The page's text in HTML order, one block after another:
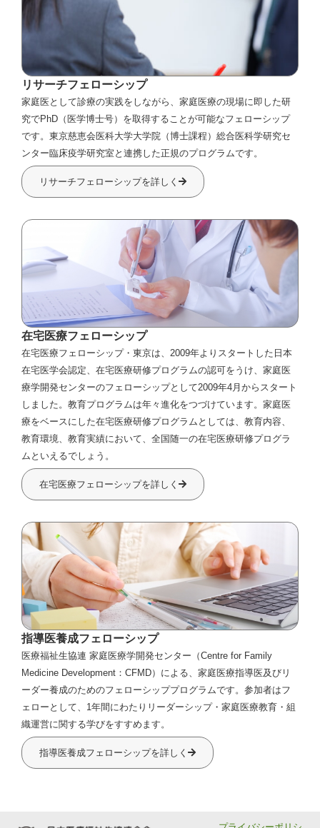
リサーチフェローシップ
家庭医として診療の実践をしながら、家庭医療の現場に即した研
究でPhD（医学博士号）を取得することが可能なフェローシップ
です。東京慈恵会医科大学大学院（博士課程）総合医科学研究セ
ンター臨床疫学研究室と連携した正規のプログラムです。
リサーチフェローシップを詳しく
在宅医療フェローシップ
在宅医療フェローシップ・東京は、2009年よりスタートした日本
在宅医学会認定、在宅医療研修プログラムの認可をうけ、家庭医
療学開発センターのフェローシップとして2009年4月からスタート
しました。教育プログラムは年々進化をつづけています。家庭医
療をベースにした在宅医療研修プログラムとしては、教育内容、
教育環境、教育実績において、全国随一の在宅医療研修プログラ
ムといえるでしょう。
在宅医療フェローシップを詳しく
指導医養成フェローシップ
医療福祉生協連 家庭医療学開発センター（Centre for Family
Medicine Development：CFMD）による、家庭医療指導医及びリ
ーダー養成のためのフェローシッププログラムです。参加者はフ
ェローとして、1年間にわたりリーダーシップ・家庭医療教育・組
織運営に関する学びをすすめます。
指導医養成フェローシップを詳しく